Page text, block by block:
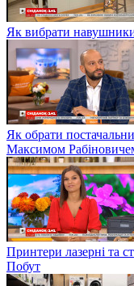
Як вибрати
Як обрати
Максимом
Принтери лазерні та
Побут